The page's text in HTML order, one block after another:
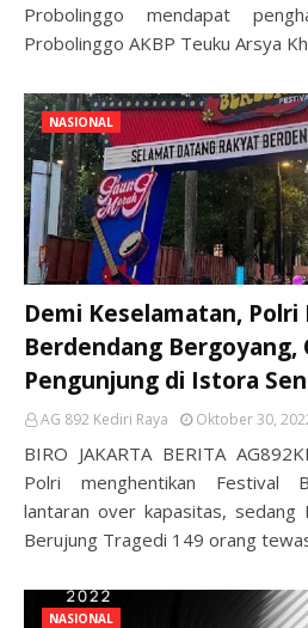
Probolinggo mendapat
Probolinggo AKBP Teuku Arsya
NASIONAL
Demi Keselamatan,
Berdendang Bergoyang,
Pengunjung di Istora
AG 892 Kediri Raya Oktober 30,
BIRO JAKARTA BERITA
Polri menghentikan Festival
lantaran over kapasitas, sedang
Berujung Tragedi 149 orang
NASIONAL